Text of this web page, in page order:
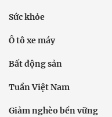
Sức khỏe
Ô tô xe máy
Bất động sản
Tuần Việt Nam
Giảm nghèo bền vững